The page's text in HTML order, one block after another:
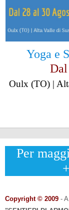
Yoga e
Oulx (TO) |
Per
Copyright © 2009 -